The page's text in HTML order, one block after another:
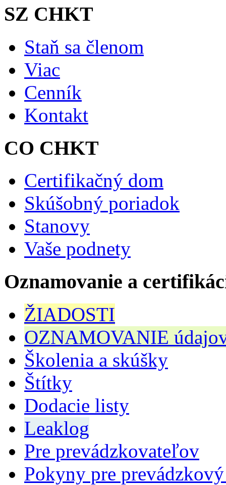
SZ CHKT
Staň sa členom
Viac
Cenník
Kontakt
CO CHKT
Certifikačný dom
Skúšobný poriadok
Stanovy
Vaše podnety
Oznamovanie a
ŽIADOSTI
OZNAMOVANIE
Školenia a skúšky
Štítky
Dodacie listy
Leaklog
Pre prevádzkovateľov
Pokyny pre